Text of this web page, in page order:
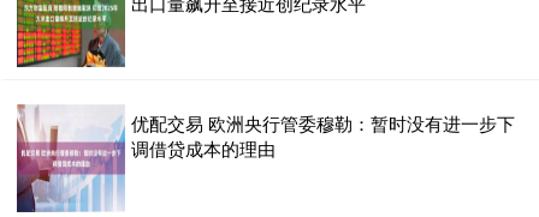
优配交易 欧洲央行管委穆勒：暂时没有进一步下
调借贷成本的理由